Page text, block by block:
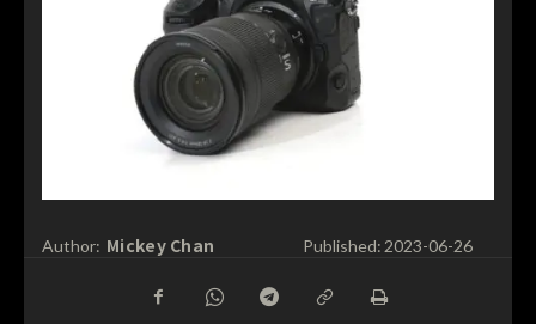
Author: Mickey Chan Published:2023-06-26